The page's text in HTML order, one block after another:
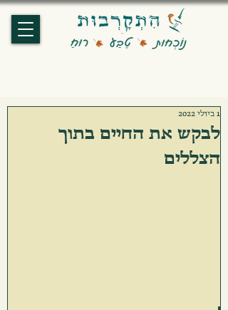
לבקש את החיים בתוך
הצללים
1 ביולי 2022